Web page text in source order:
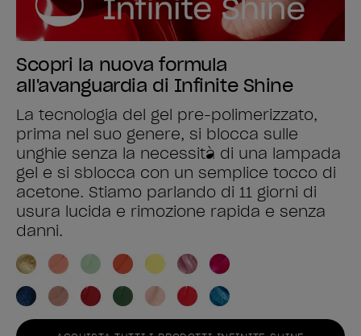
Scopri la nuova formula
all'avanguardia di Infinite Shine
La tecnologia del gel pre-polimerizzato,
prima nel suo genere, si blocca sulle
unghie senza la necessità di una lampada
gel e si sblocca con un semplice tocco di
acetone. Stiamo parlando di 11 giorni di
usura lucida e rimozione rapida e senza
danni.